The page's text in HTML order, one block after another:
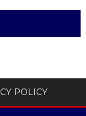
POLICY